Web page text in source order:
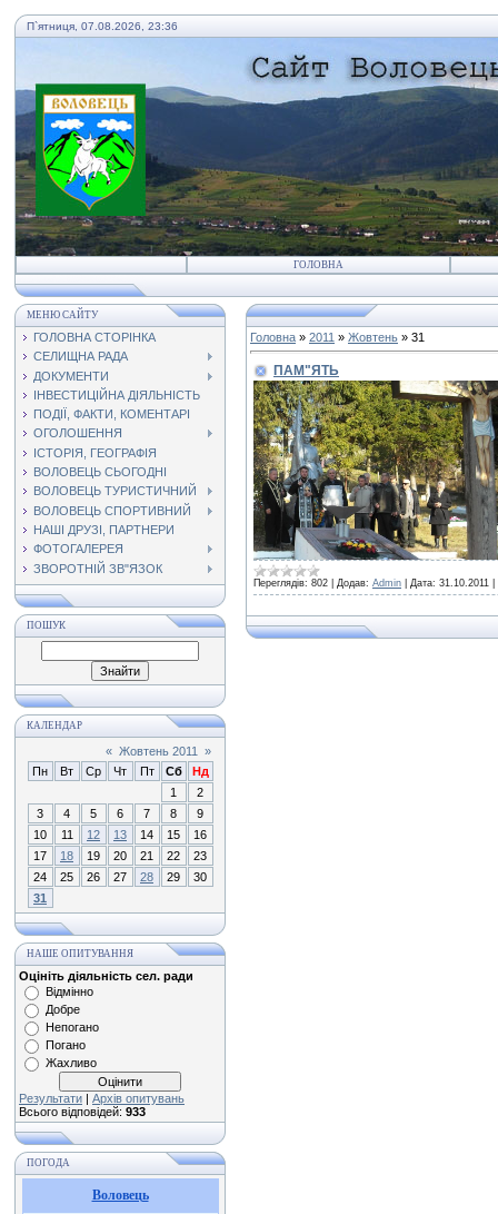
П`ятниця, 07.08.2026, 23:36
ГОЛОВНА
МЕНЮ САЙТУ
ГОЛОВНА СТОРІНКА
СЕЛИЩНА РАДА
ДОКУМЕНТИ
ІНВЕСТИЦІЙНА ДІЯЛЬНІСТЬ
ПОДІЇ, ФАКТИ, КОМЕНТАРІ
ОГОЛОШЕННЯ
ІСТОРІЯ, ГЕОГРАФІЯ
ВОЛОВЕЦЬ СЬОГОДНІ
ВОЛОВЕЦЬ ТУРИСТИЧНИЙ
ВОЛОВЕЦЬ СПОРТИВНИЙ
НАШІ ДРУЗІ, ПАРТНЕРИ
ФОТОГАЛЕРЕЯ
ЗВОРОТНІЙ ЗВ"ЯЗОК
ПОШУК
КАЛЕНДАР
« Жовтень 2011
»
Пн
Вт Ср Чт Пт Сб
Нд
1
2
3
4 5 6 7 8
9
10
11 12 13 14 15
16
17
18 19 20 21 22
23
24
25 26 27 28 29
30
31
НАШЕ ОПИТУВАННЯ
Оцініть діяльність сел. ради
Відмінно
Добре
Непогано
Погано
Жахливо
Результати | Архів опитувань
Всього відповідей: 933
ПОГОДА
Воловець
Головна » 2011 » Жовтень » 31
ПАМ"ЯТЬ
Переглядів: 802 Додав: Admin Дата: 31.10.2011